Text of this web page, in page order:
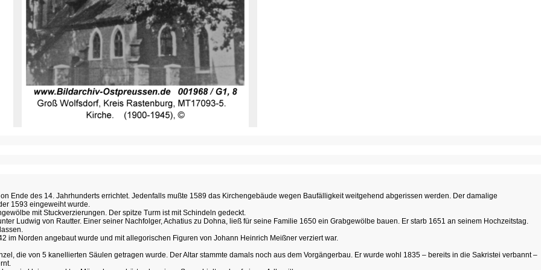
Ende des 14. Jahrhunderts errichtet. Jedenfalls mußte 1589 das Kirchengebäude wegen Baufälligkeit weitgehend abgerissen werden. Der damalige
1593 eingeweiht wurde.
mit Stuckverzierungen. Der spitze Turm ist mit Schindeln gedeckt.
Ludwig von Rautter. Einer seiner Nachfolger, Achatius zu Dohna, ließ für seine Familie 1650 ein Grabgewölbe bauen. Er starb 1651 an seinem Hochzeitstag.
im Norden angebaut wurde und mit allegorischen Figuren von Johann Heinrich Meißner verziert war.
die von 5 kanellierten Säulen getragen wurde. Der Altar stammte damals noch aus dem Vorgängerbau. Er wurde wohl 1835 – bereits in die Sakristei verbannt –